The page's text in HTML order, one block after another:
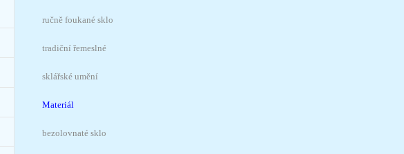
ručně foukané sklo
tradiční řemeslné
sklářské umění
Materiál
bezolovnaté sklo